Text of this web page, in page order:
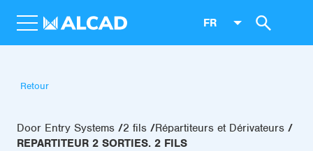
FR
Retour
Door Entry Systems 2 fils
Répartiteurs et Dérivateurs
REPARTITEUR 2 SORTIES. 2 FILS